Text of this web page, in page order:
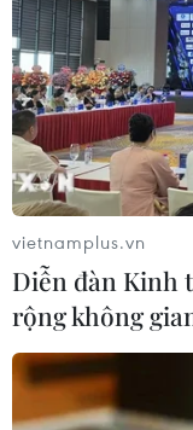
quan hệ giữa Việt
07/08/2026 01:27
Ấn Độ thử thành
đạo Agni-4, tầm
06/08/2026 23:17
Hàn Quốc tái
chung sống hòa
06/08/2026 15:33
vietnamplus.vn
Diễn đàn Kinh
rộng không